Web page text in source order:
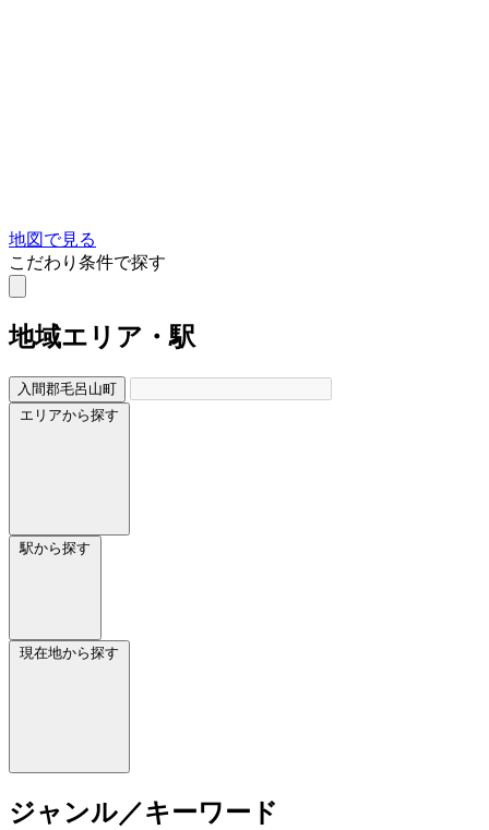
地図で見る
こだわり条件で探す
地域エリア・駅
入間郡毛呂山町
エリアから探す
駅から探す
現在地から探す
ジャンル／キーワード